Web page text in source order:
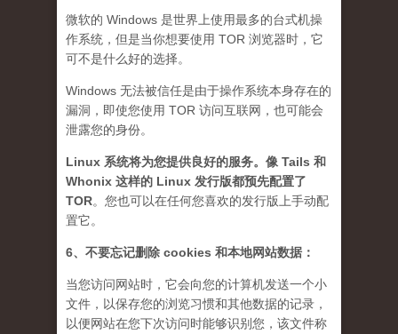
微软的 Windows 是世界上使用最多的台式机操
作系统，但是当你想要使用 TOR 浏览器时，它
可不是什么好的选择。
Windows 无法被信任是由于操作系统本身存在的
漏洞，即使您使用 TOR 访问互联网，也可能会
泄露您的身份。
Linux 系统将为您提供良好的服务。像 Tails 和
Whonix 这样的 Linux 发行版都预先配置了
TOR。您也可以在任何您喜欢的发行版上手动配
置它。
6、不要忘记删除 cookies 和本地网站数据：
当您访问网站时，它会向您的计算机发送一个小
文件，以保存您的浏览习惯和其他数据的记录，
以便网站在您下次访问时能够识别您，该文件称